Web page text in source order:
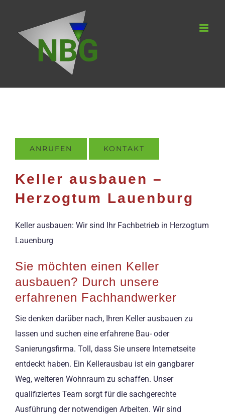
springen
ANRUFEN KONTAKT
Keller ausbauen –
Herzogtum Lauenburg
Keller ausbauen: Wir sind Ihr Fachbetrieb in Herzogtum
Lauenburg
Sie möchten einen Keller
ausbauen? Durch unsere
erfahrenen Fachhandwerker
Sie denken darüber nach, Ihren Keller ausbauen zu
lassen und suchen eine erfahrene Bau- oder
Sanierungsfirma. Toll, dass Sie unsere Internetseite
entdeckt haben. Ein Kellerausbau ist ein gangbarer
Weg, weiteren Wohnraum zu schaffen. Unser
qualifiziertes Team sorgt für die sachgerechte
Ausführung der notwendigen Arbeiten. Wir sind